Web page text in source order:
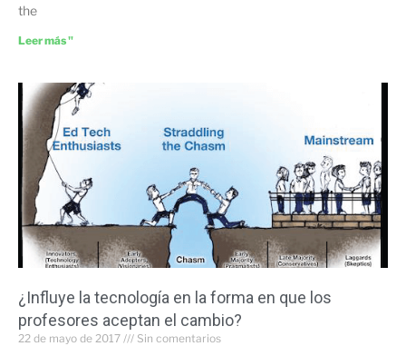
the
Leer más "
¿Influye la tecnología en la forma en que los
profesores aceptan el cambio?
22 de mayo de 2017 Sin comentarios